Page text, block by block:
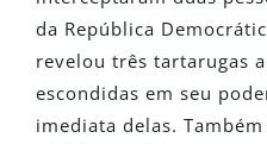
da República
revelou três tartarugas
escondidas em seu
imediata delas.